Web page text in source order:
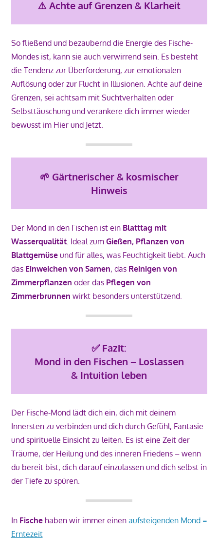
⚠️ Achte auf Grenzen & Klarheit
So fließend und bezaubernd die Energie des Fische-
Mondes ist, kann sie auch verwirrend sein. Es besteht
die Tendenz zur Überforderung, zur emotionalen
Auflösung oder zur Flucht in Illusionen. Achte auf deine
Grenzen, sei achtsam mit Suchtverhalten oder
Selbsttäuschung und verankere dich immer wieder
bewusst im Hier und Jetzt.
🌱 Gärtnerischer & kosmischer
Hinweis
Der Mond in den Fischen ist ein Blatttag mit
Wasserqualität. Ideal zum Gießen, Pflanzen von
Blattgemüseund für alles, was Feuchtigkeit liebt. Auch
das Einweichen von Samen, das Reinigen von
Zimmerpflanzen oder das Pflegen von
Zimmerbrunnen wirkt besonders unterstützend.
✅ Fazit:
Mond in den Fischen – Loslassen
& Intuition leben
Der Fische-Mond lädt dich ein, dich mit deinem
Innersten zu verbinden und dich durch Gefühl, Fantasie
und spirituelle Einsicht zu leiten. Es ist eine Zeit der
Träume, der Heilung und des inneren Friedens – wenn
du bereit bist, dich darauf einzulassen und dich selbst in
der Tiefe zu spüren.
In Fischehaben wir immer einen aufsteigenden Mond =
Erntezeit